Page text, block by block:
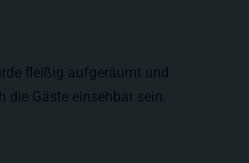
fleißig aufgeräumt und
Gäste einsehbar sein.